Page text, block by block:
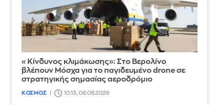
«Κίνδυνος κλιμάκωσης»: Στο Βερολίνο
βλέπουν Μόσχα για το παγιδευμένο drone σε
στρατηγικής σημασίας αεροδρόμιο
ΚΟΣΜΟΣ 10:13, 06.08.2026